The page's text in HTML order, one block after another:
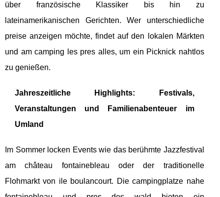
über französische Klassiker bis hin zu
lateinamerikanischen Gerichten. Wer unterschiedliche
preise anzeigen möchte, findet auf den lokalen Märkten
und am camping les pres alles, um ein Picknick nahtlos
zu genießen.
Jahreszeitliche Highlights: Festivals,
Veranstaltungen und Familienabenteuer im
Umland
Im Sommer locken Events wie das berühmte Jazzfestival
am château fontainebleau oder der traditionelle
Flohmarkt von ile boulancourt. Die campingplatze nahe